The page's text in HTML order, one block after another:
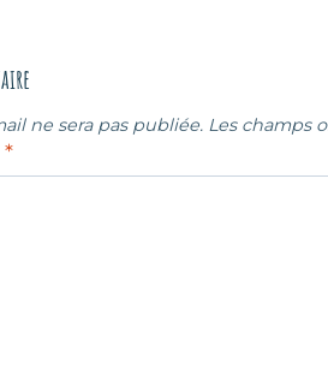
ne sera pas publiée. Les champs
*